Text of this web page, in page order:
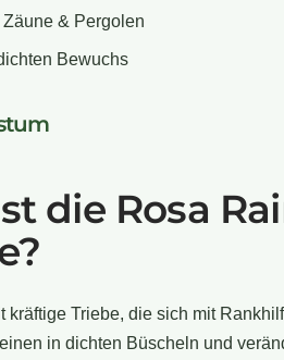
& Pergolen
Bewuchs
die Rosa
kräftige Triebe, die sich mit
in dichten Büscheln und